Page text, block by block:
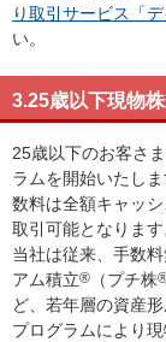
り取引サービス「
い。
3.25歳以下現物
25歳以下のお客さ
ラムを開始いたし
数料は全額キャッ
取引可能となります
当社は従来、手数
アム積立® （プチ株
ど、若年層の資産
プログラムにより